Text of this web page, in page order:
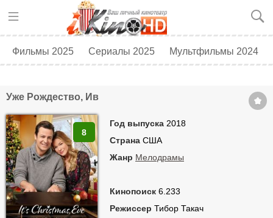
Фильмы 2025 Сериалы 2025 Мультфильмы 2024
Уже Рождество, Ив
Год выпуска 2018
Страна США
Жанр Мелодрамы
Кинопоиск 6.233
Режиссер Тибор Такач
8